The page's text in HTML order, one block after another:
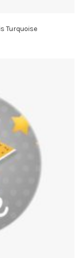
Turquoise